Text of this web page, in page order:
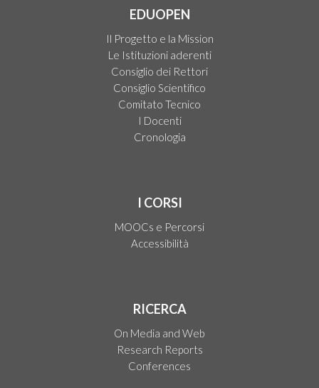
EDUOPEN
Il Progetto e la Mission
Le Istituzioni aderenti
Consiglio dei Rettori
Consiglio Scientifico
Comitato Tecnico
I Docenti
Cronologia
I CORSI
MOOCs e Percorsi
Accessibilità
RICERCA
On Media and Web
Research Reports
Conferences